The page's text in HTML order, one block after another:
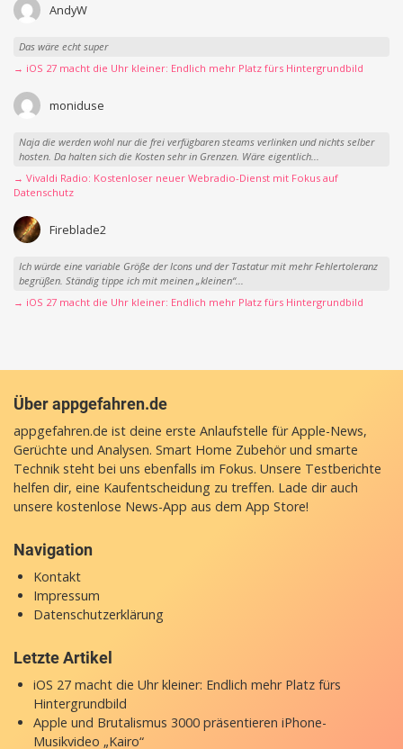
AndyW
Das wäre echt super
→ iOS 27 macht die Uhr kleiner: Endlich mehr Platz fürs Hintergrundbild
moniduse
Naja die werden wohl nur die frei verfügbaren steams verlinken und nichts selber
hosten. Da halten sich die Kosten sehr in Grenzen. Wäre eigentlich...
→ Vivaldi Radio: Kostenloser neuer Webradio-Dienst mit Fokus auf
Datenschutz
Fireblade2
Ich würde eine variable Größe der Icons und der Tastatur mit mehr Fehlertoleranz
begrüßen. Ständig tippe ich mit meinen „kleinen“...
→ iOS 27 macht die Uhr kleiner: Endlich mehr Platz fürs Hintergrundbild
Über appgefahren.de
appgefahren.de ist deine erste Anlaufstelle für Apple-News,
Gerüchte und Analysen. Smart Home Zubehör und smarte
Technik steht bei uns ebenfalls im Fokus. Unsere Testberichte
helfen dir, eine Kaufentscheidung zu treffen. Lade dir auch
unsere kostenlose News-App aus dem App Store!
Navigation
Kontakt
Impressum
Datenschutzerklärung
Letzte Artikel
iOS 27 macht die Uhr kleiner: Endlich mehr Platz fürs
Hintergrundbild
Apple und Brutalismus 3000 präsentieren iPhone-
Musikvideo „Kairo“